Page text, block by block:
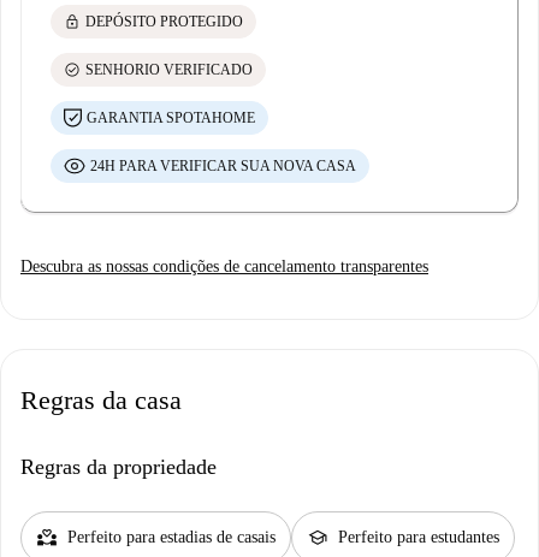
lock DEPÓSITO PROTEGIDO
check_circle SENHORIO VERIFICADO
GARANTIA SPOTAHOME
24H PARA VERIFICAR SUA NOVA CASA
Descubra as nossas condições de cancelamento transparentes
Regras da casa
Regras da propriedade
partner_heart Perfeito para estadias de casais school Perfeito para estudantes